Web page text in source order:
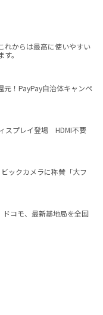
れからは最高に使いやすい
。
元！PayPay自治体キャンペ
スプレイ登場 HDMI不要
ックカメラに称賛「大フ
コモ、最新基地局を全国